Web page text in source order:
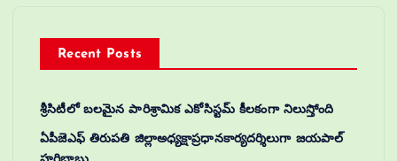
Recent Posts
శ్రీసిటీలో బలమైన పారిశ్రామిక ఎకోసిస్టమ్ కీలకంగా నిలుస్తోంది
ఏపీజెఎఫ్ తిరుపతి జిల్లాఅధ్యక్షాప్రధానకార్యదర్శిలుగా జయపాల్